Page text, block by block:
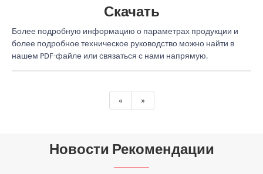
Скачать
Более подробную информацию о параметрах продукции и
более подробное техническое руководство можно найти в
нашем PDF-файле или связаться с нами напрямую.
« »
Новости Рекомендации